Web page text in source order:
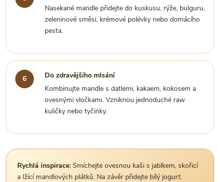
Nasekané mandle přidejte do kuskusu, rýže, bulguru,
zeleninové směsi, krémové polévky nebo domácího
pesta.
Do zdravějšího mlsání
Kombinujte mandle s datlemi, kakaem, kokosem a
ovesnými vločkami. Vzniknou jednoduché raw
kuličky nebo tyčinky.
Rychlá inspirace: Smíchejte ovesnou kaši s jablkem, skořicí
a lžící mandlových plátků. Na závěr přidejte bílý jogurt.